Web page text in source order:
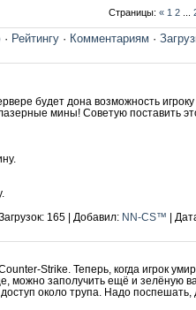
Страницы: « 1 2
· Рейтингу · Комментариям ·
будет дона возможность игроку
мины! Советую поставить
165 | Добавил: NN-CS™ |
Strike. Теперь, когда игрок
можно заполучить ещё и зелёную
около трупа. Надо поспешать,